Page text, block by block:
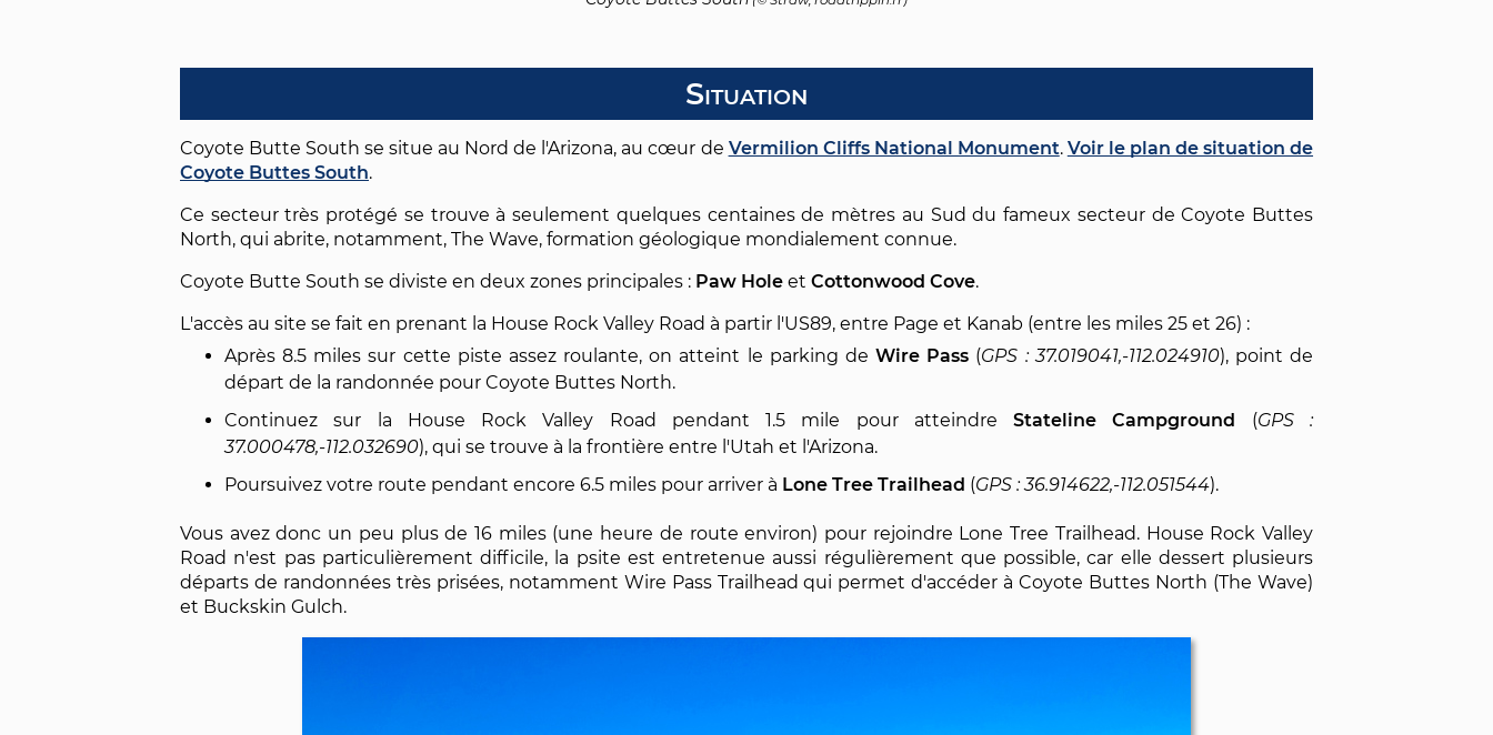
Situation
Coyote Butte South se situe au Nord de l'Arizona, au cœur de Vermilion Cliffs National Monument. Voir le plan de situation de
Coyote Buttes South.
Ce secteur très protégé se trouve à seulement quelques centaines de mètres au Sud du fameux secteur de Coyote Buttes
North, qui abrite, notamment, The Wave, formation géologique mondialement connue.
Coyote Butte South se diviste en deux zones principales : Paw Hole et Cottonwood Cove.
L'accès au site se fait en prenant la House Rock Valley Road à partir l'US89, entre Page et Kanab (entre les miles 25 et 26) :
Après 8.5 miles sur cette piste assez roulante, on atteint le parking deWire Pass ( 37.019041,-112.024910), point de
départ de la randonnée pour Coyote Buttes North.
Continuez sur la House Rock Valley Road pendant 1.5 mile pour atteindreStateline Campground (
37.000478,-112.032690), qui se trouve à la frontière entre l'Utah et l'Arizona.
Poursuivez votre route pendant encore 6.5 miles pour arriver à Lone Tree Trailhead ( 36.914622,-112.051544).
Vous avez donc un peu plus de 16 miles (une heure de route environ) pour rejoindre Lone Tree Trailhead. House Rock Valley
Road n'est pas particulièrement difficile, la psite est entretenue aussi régulièrement que possible, car elle dessert plusieurs
départs de randonnées très prisées, notamment Wire Pass Trailhead qui permet d'accéder à Coyote Buttes North (The Wave)
et Buckskin Gulch.